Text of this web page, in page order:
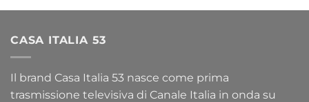
CASA ITALIA 53
Il brand Casa Italia 53 nasce come prima
trasmissione televisiva di Canale Italia in onda su